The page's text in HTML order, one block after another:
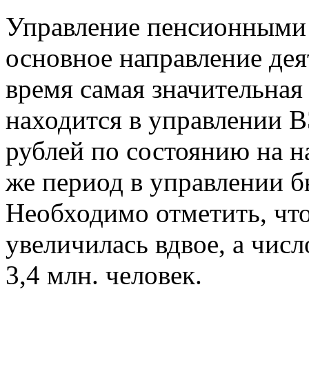
Управление
основное направление
время самая
находится в управлении
рублей по состоянию на
же период в управлении
Необходимо отметить,
увеличилась вдвое, а
3,4 млн. человек.